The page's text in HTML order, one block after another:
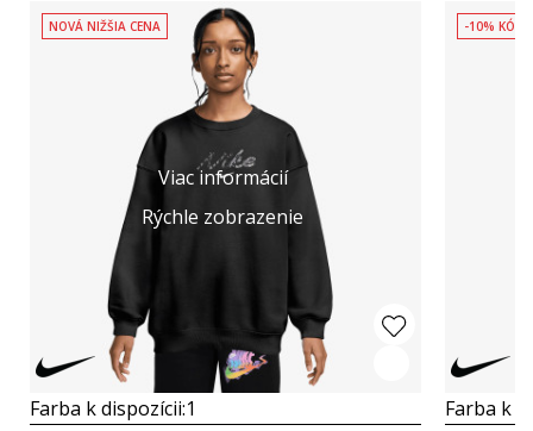
Viac informácií
Rýchle zobrazenie
NOVÁ NIŽŠIA CENA
Farba k dispozícii:1
-10% KÓD:
Farba k